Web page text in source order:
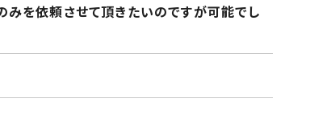
みを依頼させて頂きたいのですが可能でし